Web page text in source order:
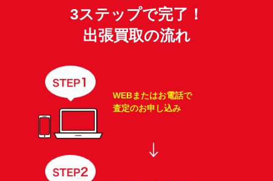
3ステップで完了！
出張買取の流れ
WEBまたはお電話で
査定のお申し込み